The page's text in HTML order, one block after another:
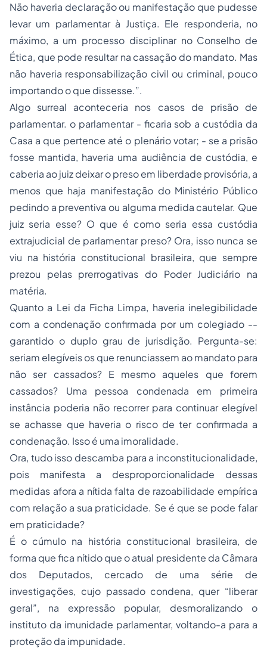
Não haveria declaração ou manifestação que pudesse
levar um parlamentar à Justiça. Ele responderia, no
máximo, a um processo disciplinar no Conselho de
Ética, que pode resultar na cassação do mandato. Mas
não haveria responsabilização civil ou criminal, pouco
importando o que dissesse.”.
Algo surreal aconteceria nos casos de prisão de
parlamentar. o parlamentar - ficaria sob a custódia da
Casa a que pertence até o plenário votar; - se a prisão
fosse mantida, haveria uma audiência de custódia, e
caberia ao juiz deixar o preso em liberdade provisória, a
menos que haja manifestação do Ministério Público
pedindo a preventiva ou alguma medida cautelar. Que
juiz seria esse? O que é como seria essa custódia
extrajudicial de parlamentar preso? Ora, isso nunca se
viu na história constitucional brasileira, que sempre
prezou pelas prerrogativas do Poder Judiciário na
matéria.
Quanto a Lei da Ficha Limpa, haveria inelegibilidade
com a condenação confirmada por um colegiado --
garantido o duplo grau de jurisdição. Pergunta-se:
seriam elegíveis os que renunciassem ao mandato para
não ser cassados? E mesmo aqueles que forem
cassados? Uma pessoa condenada em primeira
instância poderia não recorrer para continuar elegível
se achasse que haveria o risco de ter confirmada a
condenação. Isso é uma imoralidade.
Ora, tudo isso descamba para a inconstitucionalidade,
pois manifesta a desproporcionalidade dessas
medidas afora a nítida falta de razoabilidade empírica
com relação a sua praticidade. Se é que se pode falar
em praticidade?
É o cúmulo na história constitucional brasileira, de
forma que fica nítido que o atual presidente da Câmara
dos Deputados, cercado de uma série de
investigações, cujo passado condena, quer “liberar
geral”, na expressão popular, desmoralizando o
instituto da imunidade parlamentar, voltando-a para a
proteção da impunidade.